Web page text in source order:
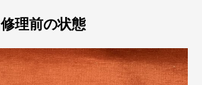
修理前の状態